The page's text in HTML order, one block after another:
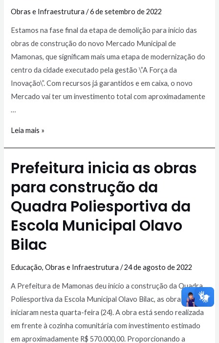
Obras e Infraestrutura /6 de setembro de 2022
Estamos na fase final da etapa de demolição para início das
obras de construção do novo Mercado Municipal de
Mamonas, que significam mais uma etapa de modernização do
centro da cidade executado pela gestão \”A Força da
Inovação\”. Com recursos já garantidos e em caixa, o novo
Mercado vai ter um investimento total com aproximadamente
…
Leia mais »
Prefeitura inicia as obras
para construção da
Quadra Poliesportiva da
Escola Municipal Olavo
Bilac
Educação,Obras e Infraestrutura /24 de agosto de 2022
A Prefeitura de Mamonas deu início a construção da Quadra
Poliesportiva da Escola Municipal Olavo Bilac, as obras
iniciaram nesta quarta-feira (24). A obra está sendo realizada
em frente à cozinha comunitária com investimento estimado
em aproximadamente R$ 570.000,00. Proporcionando a